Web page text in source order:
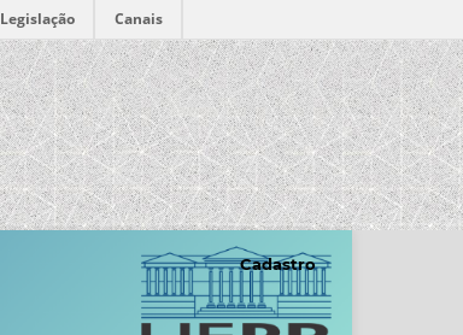
Legislação Canais
Cadastro